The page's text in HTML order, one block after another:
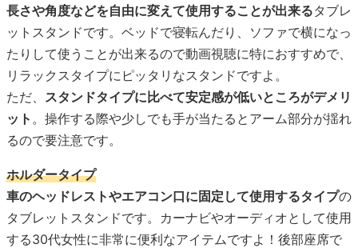
長さや角度などを自由に変えて使用することが出来るタブレ
ットスタンドです。ベッドで寝転んだり、ソファで横になっ
たりして使うことが出来るので動画視聴に特におすすめで、
リラックスタイプにピッタリなスタンドですよ。
ただ、 スタンドタイプに比べて安定感が低いところがデメリ
ット 。操作する際や少しでも手が当たるとアーム部分が揺れ
るので要注意です。
ホルダータイプ
車のヘッドレストやエアコン口に固定して使用するタイプの
タブレットスタンドです。カーナビやオーディオとして使用
する30代女性に非常に便利なアイテムですよ！後部座席で